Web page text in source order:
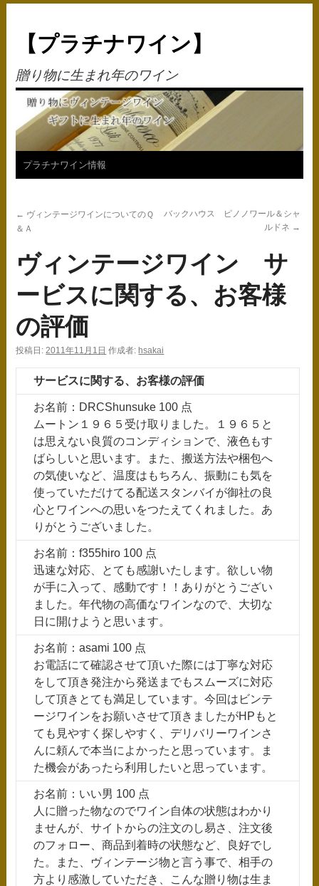
【プラチナワイン】
贈り物に生まれ年のワイン
コ
テ
ツ
へ
ス
キ
ッ
プ
プラチナワイン情報
← ヴィンテージワインについてのＱ
＆Ａ
バックハウス ピノノワール＆シャ
ルドネ →
ヴィンテージワイン サ
ービスに関する、お客様
の評価
投稿日: 2011年11月1日 作成者: hsakai
サービスに関する、お客様の評価
お名前：DRCShunsuke 100 点
ムートン１９６５受け取りました。１９６５と
は思えない良質のコンディションで、液色もす
ばらしいと思います。また、搬送方法や梱包へ
の気使いなど、温度はもちろん、振動にも気を
使っていただけてる配送スタンバイが御社の良
心とワインへの思いをつたえてくれました。あ
りがとうございました。
お名前：f355hiro 100 点
迅速な対応、とても感謝いたします。欲しい物
が手に入って、感動です！！ありがとうござい
ました。年代物の高価なワインなので、大切な
日に開けようと思います。
お名前：asami 100 点
お電話にて確認させて頂いた際には丁寧な対応
をして頂き発注から発送までもスムーズに対応
して頂きとても満足しています。今回はビンテ
ージワインをお願いさせて頂きましたがHPもと
ても見やすく探しやすく、デリバリーワインさ
んに頼んで本当によかったと思っています。ま
た機会があったら利用したいと思っています。
お名前：いい男 100 点
人に贈った物なのでワイン自体の状態はわかり
ませんが、サイトからの注文のし易さ、注文後
のフォロー、商品到着時の状態など、良好でし
た。また、ヴィンテージ物と言う事で、相手の
方より感激していただき、こんな贈り物は生ま